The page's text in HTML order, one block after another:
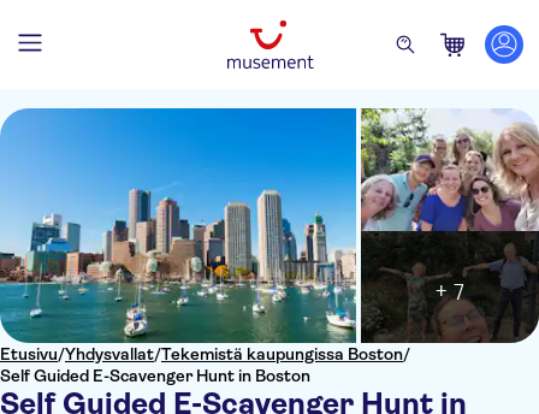
Etusivu/Yhdysvallat/Tekemistä kaupungissa Boston/
Self Guided E-Scavenger Hunt in Boston
Self Guided E-Scavenger Hunt in
+ 7